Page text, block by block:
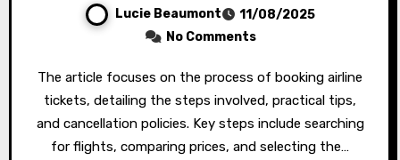
Lucie Beaumont
11/08/2025
No Comments
The article focuses on the process of booking airline
tickets, detailing the steps involved, practical tips,
and cancellation policies. Key steps include searching
for flights, comparing prices, and selecting the…